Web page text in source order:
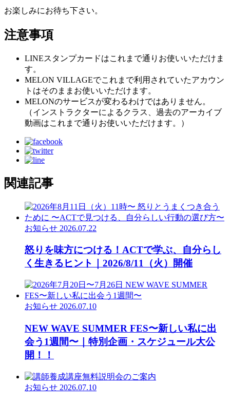
お楽しみにお待ち下さい。
注意事項
LINEスタンプカードはこれまで通りお使いいただけま
す。
MELON VILLAGEでこれまで利用されていたアカウン
トはそのままお使いいただけます。
MELONのサービスが変わるわけではありません。
（インストラクターによるクラス、過去のアーカイブ
動画はこれまで通りお使いいただけます。）
関連記事
お知らせ 2026.07.22
怒りを味方につける！ACTで学ぶ、自分らし
く生きるヒント｜2026/8/11（火）開催
お知らせ 2026.07.10
NEW WAVE SUMMER FES〜新しい私に出
会う1週間〜｜特別企画・スケジュール大公
開！！
お知らせ 2026.07.10